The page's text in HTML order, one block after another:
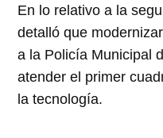
En lo relativo a la
detalló que
a la Policía Municipal
atender el primer
la tecnología.